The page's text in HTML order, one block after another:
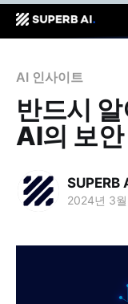
AI 인사이트
반드시
AI의 보
SUPERB
2024년 3